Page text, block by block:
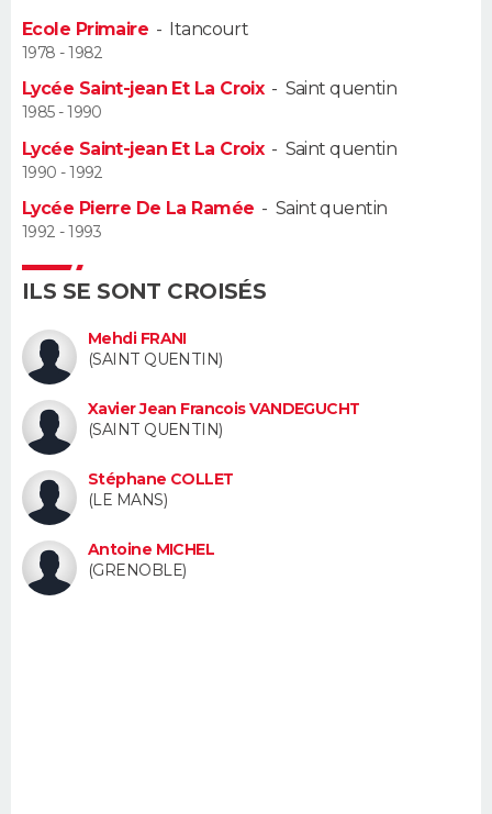
Alimentation
Guide de la santé
Maladies
Médicaments
Sommeil
VOYAGE
Destinations
City break
Voyage nature
Voyage de noces
Forum
Climat
+
PHOTO
GUIDES D'ACHAT
BONS PLANS
Carte de Noël
Carte Bonne année
Carte Saint-Valentin
Carte Pâques
Carte d'anniversaire
Dictionnaire
Biographies
Citations
Expressions
Proverbes
PROGRAMME TV
COPAINS D'AVANT
S'inscrire
Se connecter
Lycées
Collèges
Primaires
Universités
Entreprises
Service militaire
Avis de recherche
AVIS DE DÉCÈS
FORUM
Bricolage
Lifestyle
Culture
Sport
Auto
Television
Voyage
Cinema
Ecole Primaire - Itancourt
1978 - 1982
Lycée Saint-jean Et La Croix- Saint quentin
1985 - 1990
Lycée Saint-jean Et La Croix- Saint quentin
1990 - 1992
Lycée Pierre De La Ramée - Saint quentin
1992 - 1993
ILS SE SONT CROISÉS
Mehdi FRANI
(SAINT QUENTIN)
Xavier Jean Francois VANDEGUCHT
(SAINT QUENTIN)
Stéphane COLLET
(LE MANS)
Antoine MICHEL
(GRENOBLE)